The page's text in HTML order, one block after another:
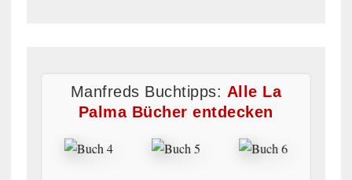
Manfreds Buchtipps: Alle La
Palma Bücher entdecken